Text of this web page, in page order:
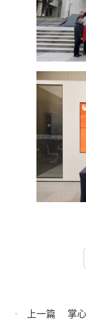
上一篇
掌